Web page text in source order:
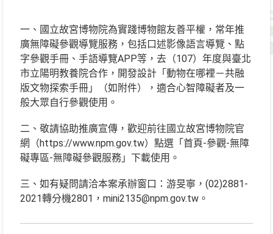
一、國立故宮博物院為實踐博物館友善平權，常年推
廣無障礙參觀導覽服務，包括口述影像語言導覽、點
字參觀手冊、手語導覽APP等，去（107）年度與臺北
市立陽明教養院合作，開發設計「動物在哪裡－共融
版文物探索手冊」（如附件），適合心智障礙者及一
般大眾自行參觀使用。
二、敬請協助推廣宣傳，歡迎前往國立故宮博物院官
網（https://www.npm.gov.tw）點選「首頁-參觀-無障
礙專區-無障礙參觀服務」下載使用。
三、如有疑問請洽本案承辦窗口：游旻寧，(02)2881-
2021轉分機2801，mini2135@npm.gov.tw。